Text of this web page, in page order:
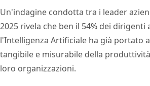
Un'indagine condotta tra i leader
2025 rivela che ben il 54% dei dirigenti
l'Intelligenza Artificiale ha già portato
tangibile e misurabile della
loro organizzazioni.